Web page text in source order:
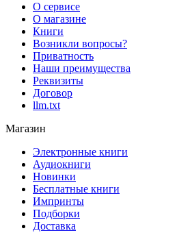
О сервисе
О магазине
Книги
Возникли вопросы?
Приватность
Наши преимущества
Реквизиты
Договор
llm.txt
Магазин
Электронные книги
Аудиокниги
Новинки
Бесплатные книги
Импринты
Подборки
Доставка